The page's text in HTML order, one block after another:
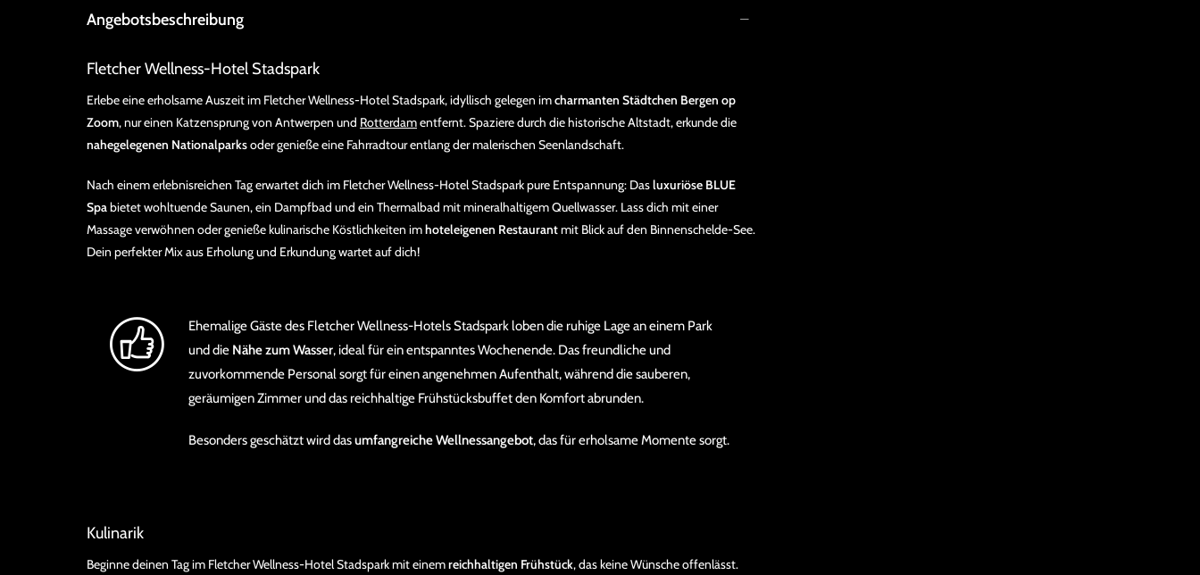
Angebotsbeschreibung
Fletcher Wellness-Hotel Stadspark
Erlebe eine erholsame Auszeit im Fletcher Wellness-Hotel Stadspark, idyllisch gelegen imcharmanten Städtchen Bergen op
Zoom, nur einen Katzensprung von Antwerpen und Rotterdamentfernt. Spaziere durch die historische Altstadt, erkunde die
nahegelegenen Nationalparksoder genieße eine Fahrradtour entlang der malerischen Seenlandschaft.
Nach einem erlebnisreichen Tag erwartet dich im Fletcher Wellness-Hotel Stadspark pure Entspannung: Dasluxuriöse BLUE
Spabietet wohltuende Saunen, ein Dampfbad und ein Thermalbad mit mineralhaltigem Quellwasser. Lass dich mit einer
Massage verwöhnen oder genieße kulinarische Köstlichkeiten imhoteleigenen Restaurantmit Blick auf den Binnenschelde-See.
Dein perfekter Mix aus Erholung und Erkundung wartet auf dich!
Ehemalige Gäste des Fletcher Wellness-Hotels Stadspark loben die ruhige Lage an einem Park
und die Nähe zum Wasser, ideal für ein entspanntes Wochenende. Das freundliche und
zuvorkommende Personal sorgt für einen angenehmen Aufenthalt, während die sauberen,
geräumigen Zimmer und das reichhaltige Frühstücksbuffet den Komfort abrunden.
Besonders geschätzt wird dasumfangreiche Wellnessangebot, das für erholsame Momente sorgt.
Kulinarik
Beginne deinen Tag im Fletcher Wellness-Hotel Stadspark mit einemreichhaltigen Frühstück, das keine Wünsche offenlässt.